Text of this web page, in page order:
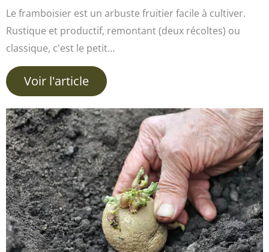
Le framboisier est un arbuste fruitier facile à cultiver.
Rustique et productif, remontant (deux récoltes) ou
classique, c'est le petit…
Voir l'article